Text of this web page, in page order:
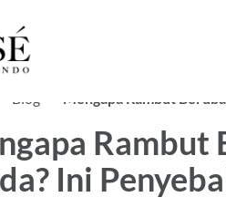
Blog> Mengapa Rambut
Rambut
Ini